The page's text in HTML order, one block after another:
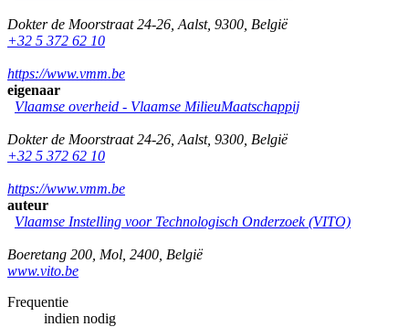
Dokter de Moorstraat 24-26 Aalst, 9300 België
+32 5 372 62 10
https://www.vmm.be
eigenaar
Vlaamse overheid - Vlaamse MilieuMaatschappij
Dokter de Moorstraat 24-26 Aalst, 9300 België
+32 5 372 62 10
https://www.vmm.be
auteur
Vlaamse Instelling voor Technologisch Onderzoek (VITO)
Boeretang 200 Mol 2400 België
www.vito.be
Frequentie
indien nodig